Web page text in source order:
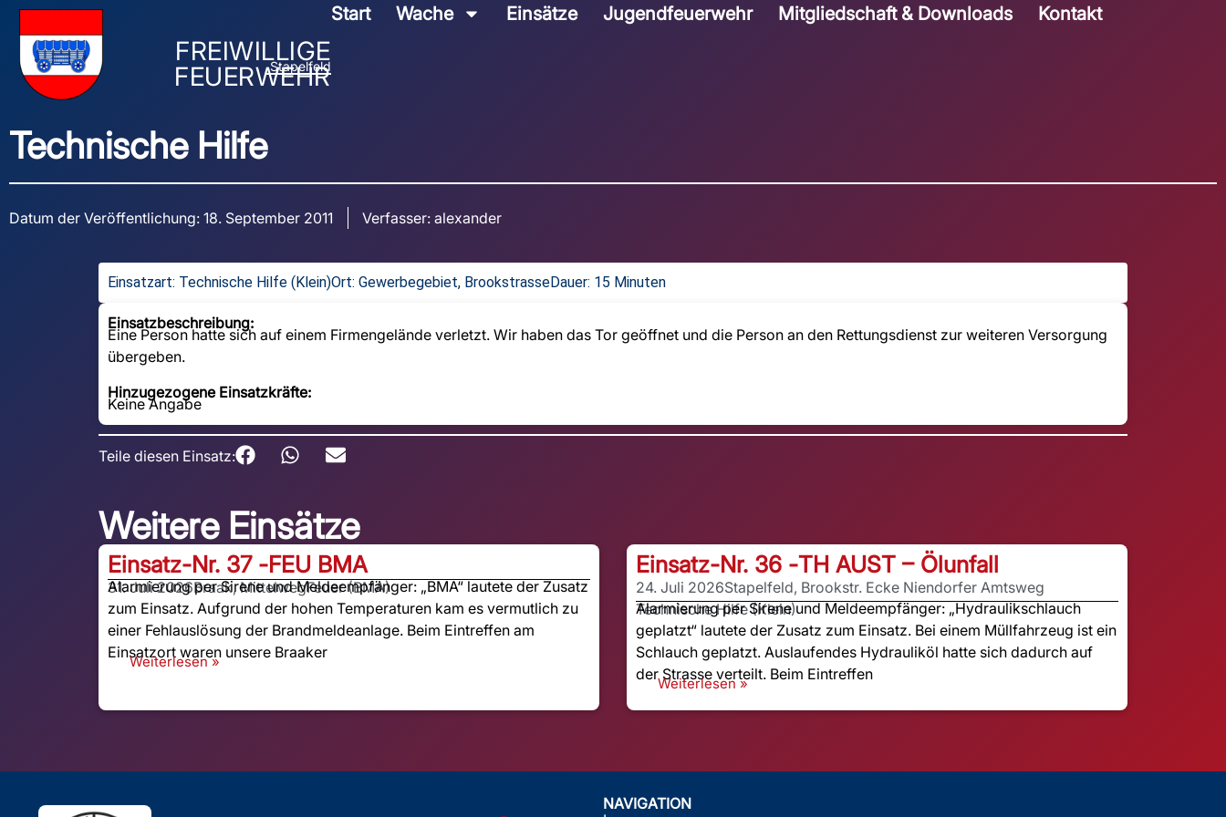
FREIWILLIGE
FEUERWEHR
Stapelfeld
Start Wache Einsätze Jugendfeuerwehr Mitgliedschaft & Downloads Kontakt
Technische Hilfe
Datum der Veröffentlichung: 18. September 2011 Verfasser: alexander
Einsatzart: Technische Hilfe (Klein)Ort: Gewerbegebiet, BrookstrasseDauer: 15 Minuten
Einsatzbeschreibung:
Eine Person hatte sich auf einem Firmengelände verletzt. Wir haben das Tor geöffnet und die Person an den Rettungsdienst zur weiteren Versorgung
übergeben.
Hinzugezogene Einsatzkräfte:
Keine Angabe
Teile diesen Einsatz:
Weitere Einsätze
Einsatz-Nr. 37 -FEU BMA
31. Juli 2026Braak, MittelwegFeuer (BMA)
Alarmierung per Sirene und Meldeempfänger: „BMA“ lautete der Zusatz
zum Einsatz. Aufgrund der hohen Temperaturen kam es vermutlich zu
einer Fehlauslösung der Brandmeldeanlage. Beim Eintreffen am
Einsatzort waren unsere Braaker
Weiterlesen »
Einsatz-Nr. 36 -TH AUST – Ölunfall
24. Juli 2026Stapelfeld, Brookstr. Ecke Niendorfer Amtsweg
Technische Hilfe (Klein)
Alarmierung per Sirene und Meldeempfänger: „Hydraulikschlauch
geplatzt“ lautete der Zusatz zum Einsatz. Bei einem Müllfahrzeug ist ein
Schlauch geplatzt. Auslaufendes Hydrauliköl hatte sich dadurch auf
der Strasse verteilt. Beim Eintreffen
Weiterlesen »
NAVIGATION